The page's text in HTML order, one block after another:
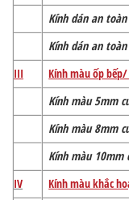
Kính dán an
Kính dán an
III
Kính màu ốp
Kính màu 5mm
Kính màu 8mm
Kính màu 10mm
IV
Kính màu khắc